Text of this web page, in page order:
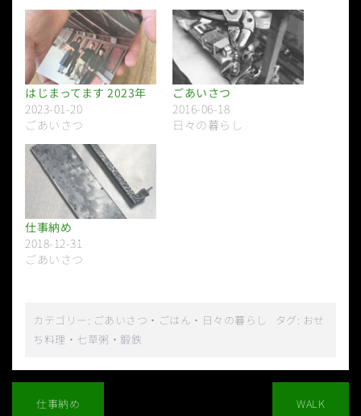
はじまってます 2023年
2023-01-20
ごあいさつ
ごあいさつ
2016-06-18
日々の暮らし
仕事納め
2018-12-31
ごあいさつ
カテゴリー: ごあいさつ ・ ごはん ・ 日々の暮らし タグ: おせ
ち料理 ・ 七草粥 ・ 鍛鉄
投
仕事納め WALK